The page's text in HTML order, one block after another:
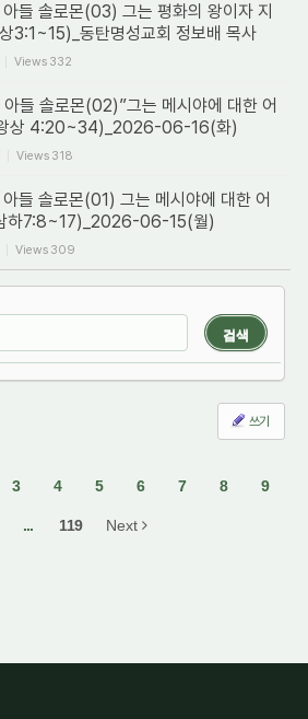
들 솔로몬(03) 그는 평화의 왕이자 지
3:1~15)_동탄명성교회 정보배 목사
Views 332
들 솔로몬(02)”그는 메시야에 대한 어
상 4:20~34)_2026-06-16(화)
Views 318
들 솔로몬(01) 그는 메시야에 대한 어
하7:8~17)_2026-06-15(월)
Views 309
검색
쓰기
3 4 5 6 7 8 9
... 119 Next